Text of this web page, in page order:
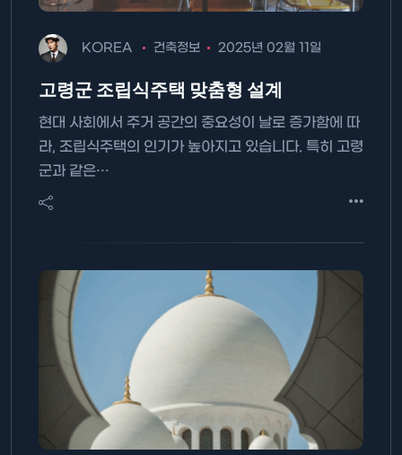
KOREA 건축정보 2025년 02월 11일
고령군 조립식주택 맞춤형 설계
현대 사회에서 주거 공간의 중요성이 날로 증가함에 따
라, 조립식주택의 인기가 높아지고 있습니다. 특히 고령
군과 같은…